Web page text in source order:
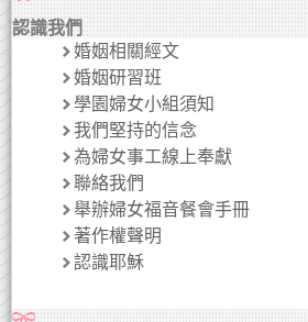
認識我們
婚姻相關經文
婚姻研習班
學園婦女小組須知
我們堅持的信念
為婦女事工線上奉獻
聯絡我們
舉辦婦女福音餐會手冊
著作權聲明
認識耶穌